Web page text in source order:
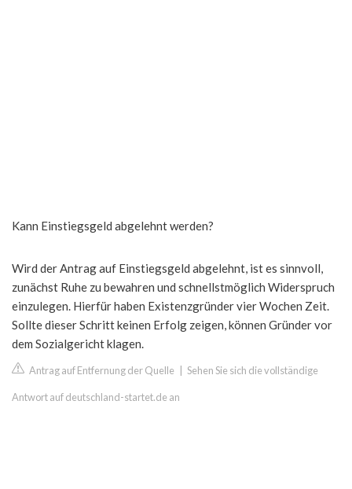
Kann Einstiegsgeld abgelehnt werden?
Wird der Antrag auf Einstiegsgeld abgelehnt, ist es sinnvoll,
zunächst Ruhe zu bewahren und schnellstmöglich Widerspruch
einzulegen. Hierfür haben Existenzgründer vier Wochen Zeit.
Sollte dieser Schritt keinen Erfolg zeigen, können Gründer vor
dem Sozialgericht klagen.
Antrag auf Entfernung der Quelle Sehen Sie sich die vollständige
Antwort auf deutschland-startet.de an